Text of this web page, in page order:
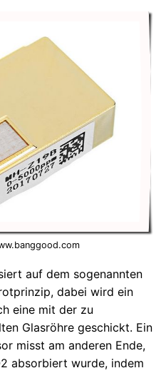
auf dem sogenannten
dabei wird ein
eine mit der zu
Glasröhre geschickt. Ein
misst am anderen Ende,
absorbiert wurde, indem